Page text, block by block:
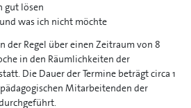
gut lösen
was ich nicht möchte
der Regel über einen Zeitraum von 8
in den Räumlichkeiten der
Die Dauer der Termine beträgt circa 1
Mitarbeitenden der